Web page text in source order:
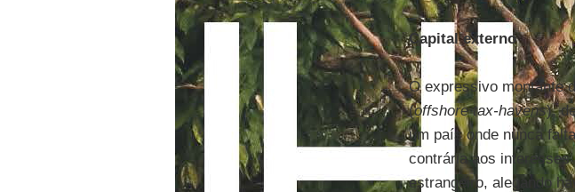
Capital externo
O expressivo montante
(offshore tax-havens),
um país onde nunca
contrária aos
estrangeiro, alegando